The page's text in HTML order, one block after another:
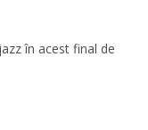
în acest final de